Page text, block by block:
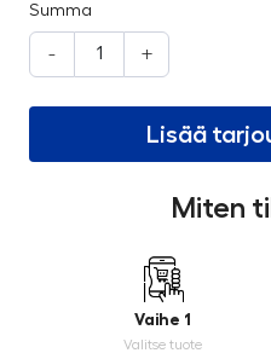
Summa
- +
Lisää
Miten
Vaihe 1
Valitse tuote